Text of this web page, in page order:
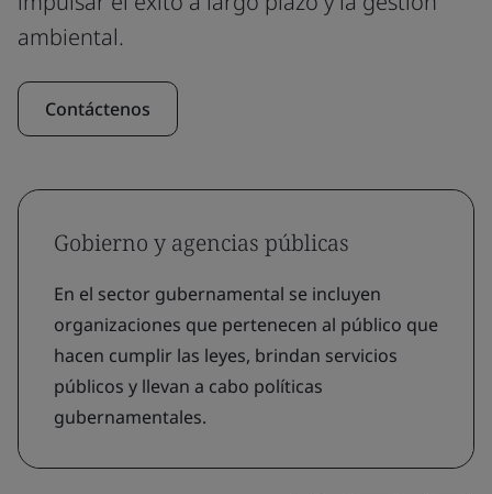
ambiental.
Contáctenos
Gobierno y agencias públicas
En el sector gubernamental se incluyen
organizaciones que pertenecen al público que
hacen cumplir las leyes, brindan servicios
públicos y llevan a cabo políticas
gubernamentales.